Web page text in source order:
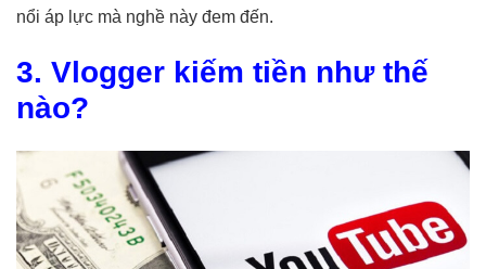
nổi áp lực mà nghề này đem đến.
3. Vlogger kiếm tiền như thế
nào?